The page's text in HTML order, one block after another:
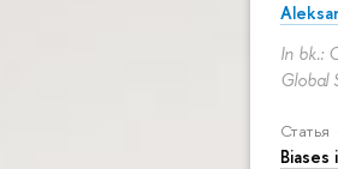
In bk.:
Global
Статья